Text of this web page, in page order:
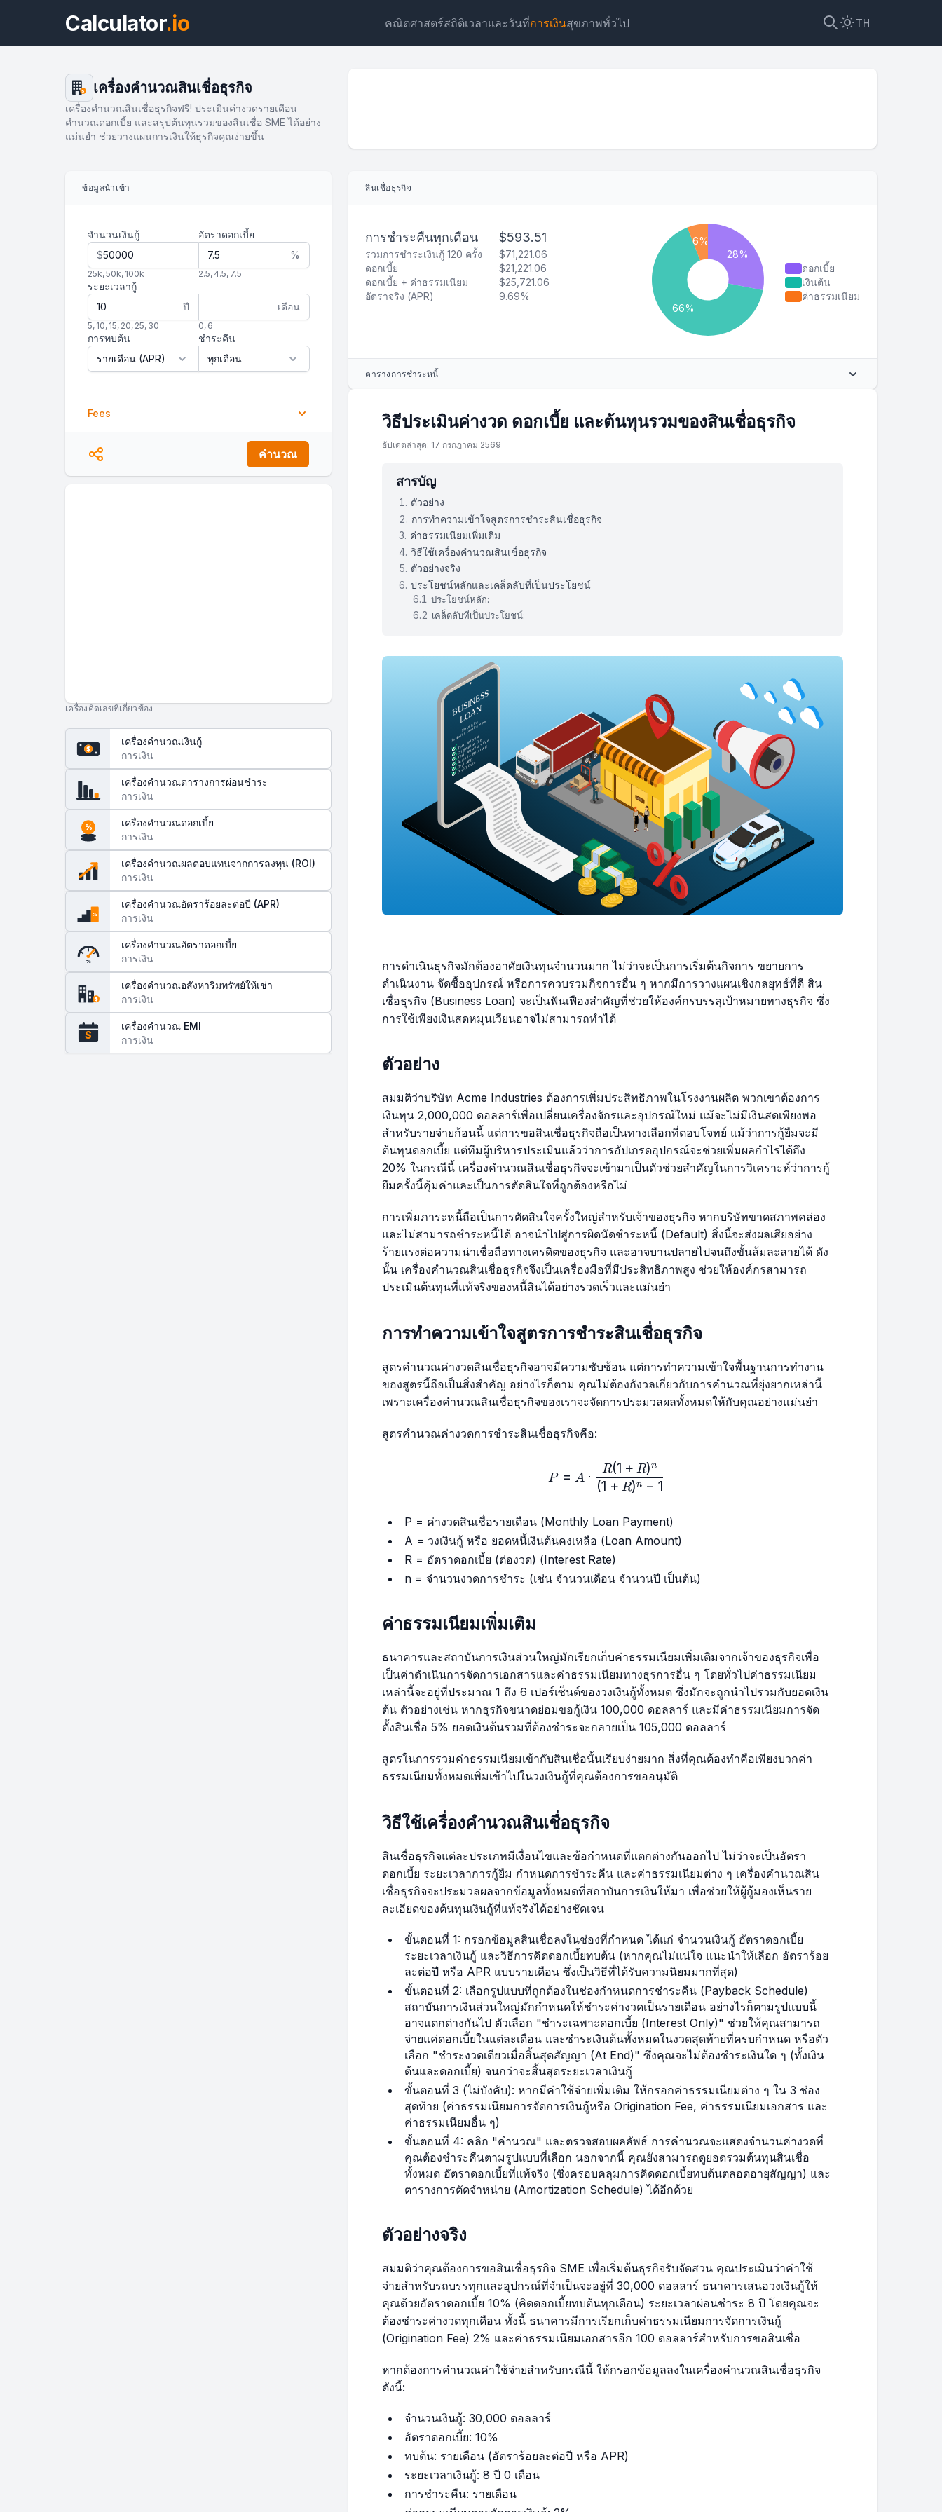
Calculator.io คณิตศาสตร์สถิติเวลาและวันที่การเงินสุขภาพทั่วไป TH
$ เครื่องคำนวณสินเชื่อธุรกิจ
เครื่องคำนวณสินเชื่อธุรกิจฟรี! ประเมินค่างวดรายเดือน
คำนวณดอกเบี้ย และสรุปต้นทุนรวมของสินเชื่อ SME ได้อย่าง
แม่นยำ ช่วยวางแผนการเงินให้ธุรกิจคุณง่ายขึ้น
ข้อมูลนำเข้า
จำนวนเงินกู้
$
25k,50k, 100k
อัตราดอกเบี้ย
%
2.5, 4.5, 7.5
ระยะเวลากู้
ปี
5, 10, 15, 20, 25, 30
เดือน
0, 6
การทบต้น ชำระคืน
Fees
%
ค่าธรรมเนียมเอกสาร
คำนวณ
เครื่องคิดเลขที่เกี่ยวข้อง
$
เครื่องคำนวณเงินกู้
การเงิน
เครื่องคำนวณตารางการผ่อนชำระ
การเงิน
%
เครื่องคำนวณดอกเบี้ย
การเงิน
เครื่องคำนวณผลตอบแทนจากการลงทุน (ROI)
การเงิน
%
เครื่องคำนวณอัตราร้อยละต่อปี (APR)
การเงิน
%
เครื่องคำนวณอัตราดอกเบี้ย
การเงิน
$
เครื่องคำนวณอสังหาริมทรัพย์ให้เช่า
การเงิน
$
เครื่องคำนวณ EMI
การเงิน
สินเชื่อธุรกิจ
การชำระคืนทุกเดือน $593.51
รวมการชำระเงินกู้ 120 ครั้ง
$71,221.06
ดอกเบี้ย
$21,221.06
ดอกเบี้ย + ค่าธรรมเนียม
$25,721.06
อัตราจริง (APR)
9.69%
ดอกเบี้ย
เงินต้น
ค่าธรรมเนียม
ตารางการชำระหนี้
ดอกเบี้ย
1 $50,000.00
$49,718.99
$49,436.23 $308.98
$49,151.69
$48,865.38 $305.41
$48,287.38
$47,995.67 $293.54 $47,702.13
$47,702.13 $298.14 $295.37 $47,406.76
$47,406.76 $296.29 $297.22 $47,109.55
$47,109.55 $294.43 $299.07 $46,810.47
$46,810.47 $292.57 $300.94 $46,509.53
$290.68 $302.82
15 $45,901.99 $286.89 $306.62 $45,595.37
16 $45,595.37 $284.97 $308.54 $45,286.83
18 $44,976.36
19 $44,663.96 $279.15 $314.36 $44,349.60
20 $44,349.60 $277.18 $316.32 $44,033.27
21 $44,033.27 $275.21
22 $43,714.97 $273.22 $320.29 $43,394.68
23 $43,394.68 $271.22 $322.29 $43,072.39
$43,072.39
25 $42,748.08 $267.18 $326.33
26 $42,421.75 $265.14 $328.37 $42,093.38
27 $42,093.38 $263.08 $330.43 $41,762.95
$258.94
30 $41,095.89 $256.85 $336.66
$40,759.23 $254.75
33 $40,079.59
34 $39,736.58 $248.35 $345.16 $39,391.42
35 $39,391.42 $246.20 $347.31 $39,044.11
37 $38,694.63 $241.84 $351.67
38 $38,342.96 $239.64
39 $37,989.09 $237.43 $356.08 $37,633.02
40 $37,633.02 $235.21 $358.30 $37,274.71
$36,914.17 $230.71 $362.80
$36,551.38 $228.45 $365.06 $36,186.31
$36,186.31 $226.16 $367.34 $35,818.97
$35,818.97 $223.87
$35,449.33 $221.56 $371.95 $35,077.38
$35,077.38 $34,703.10
$34,703.10 $216.89 $376.61
49 $34,326.49
50 $33,947.52 $212.17 $381.34 $33,566.18
51 $33,566.18 $209.79 $383.72 $33,182.46
52 $33,182.46 $207.39 $386.12 $32,796.34
53 $32,796.34 $204.98 $388.53 $32,407.81
$32,407.81
$32,016.85 $200.11
$31,623.45
วิธีประเมินค่างวด ดอกเบี้ย และต้นทุนรวมของสินเชื่อธุรกิจ
อัปเดตล่าสุด: 17 กรกฎาคม 2569
สารบัญ
ตัวอย่าง
การทำความเข้าใจสูตรการชำระสินเชื่อธุรกิจ
ค่าธรรมเนียมเพิ่มเติม
วิธีใช้เครื่องคำนวณสินเชื่อธุรกิจ
ตัวอย่างจริง
ประโยชน์หลักและเคล็ดลับที่เป็นประโยชน์
ประโยชน์หลัก:
เคล็ดลับที่เป็นประโยชน์:
การดำเนินธุรกิจมักต้องอาศัยเงินทุนจำนวนมาก ไม่ว่าจะเป็นการเริ่มต้นกิจการ ขยายการ
ดำเนินงาน จัดซื้ออุปกรณ์ หรือการควบรวมกิจการอื่น ๆ หากมีการวางแผนเชิงกลยุทธ์ที่ดี สิน
เชื่อธุรกิจ (Business Loan) จะเป็นฟันเฟืองสำคัญที่ช่วยให้องค์กรบรรลุเป้าหมายทางธุรกิจ ซึ่ง
การใช้เพียงเงินสดหมุนเวียนอาจไม่สามารถทำได้
ตัวอย่าง
สมมติว่าบริษัท Acme Industries ต้องการเพิ่มประสิทธิภาพในโรงงานผลิต พวกเขาต้องการ
เงินทุน 2,000,000 ดอลลาร์เพื่อเปลี่ยนเครื่องจักรและอุปกรณ์ใหม่ แม้จะไม่มีเงินสดเพียงพอ
สำหรับรายจ่ายก้อนนี้ แต่การขอสินเชื่อธุรกิจถือเป็นทางเลือกที่ตอบโจทย์ แม้ว่าการกู้ยืมจะมี
ต้นทุนดอกเบี้ย แต่ทีมผู้บริหารประเมินแล้วว่าการอัปเกรดอุปกรณ์จะช่วยเพิ่มผลกำไรได้ถึง
20% ในกรณีนี้ เครื่องคำนวณสินเชื่อธุรกิจจะเข้ามาเป็นตัวช่วยสำคัญในการวิเคราะห์ว่าการกู้
ยืมครั้งนี้คุ้มค่าและเป็นการตัดสินใจที่ถูกต้องหรือไม่
การเพิ่มภาระหนี้ถือเป็นการตัดสินใจครั้งใหญ่สำหรับเจ้าของธุรกิจ หากบริษัทขาดสภาพคล่อง
และไม่สามารถชำระหนี้ได้ อาจนำไปสู่การผิดนัดชำระหนี้ (Default) สิ่งนี้จะส่งผลเสียอย่าง
ร้ายแรงต่อความน่าเชื่อถือทางเครดิตของธุรกิจ และอาจบานปลายไปจนถึงขั้นล้มละลายได้ ดัง
นั้น เครื่องคำนวณสินเชื่อธุรกิจจึงเป็นเครื่องมือที่มีประสิทธิภาพสูง ช่วยให้องค์กรสามารถ
ประเมินต้นทุนที่แท้จริงของหนี้สินได้อย่างรวดเร็วและแม่นยำ
การทำความเข้าใจสูตรการชำระสินเชื่อธุรกิจ
สูตรคำนวณค่างวดสินเชื่อธุรกิจอาจมีความซับซ้อน แต่การทำความเข้าใจพื้นฐานการทำงาน
ของสูตรนี้ถือเป็นสิ่งสำคัญ อย่างไรก็ตาม คุณไม่ต้องกังวลเกี่ยวกับการคำนวณที่ยุ่งยากเหล่านี้
เพราะเครื่องคำนวณสินเชื่อธุรกิจของเราจะจัดการประมวลผลทั้งหมดให้กับคุณอย่างแม่นยำ
สูตรคำนวณค่างวดการชำระสินเชื่อธุรกิจคือ:
P = A \cdot \frac{R(1 + R)^n}{(1 + R)^n - 1}
P = A ⋅
(1 + R)n − 1
R(1 + R)n
P = ค่างวดสินเชื่อรายเดือน (Monthly Loan Payment)
A = วงเงินกู้ หรือ ยอดหนี้เงินต้นคงเหลือ (Loan Amount)
R = อัตราดอกเบี้ย (ต่องวด) (Interest Rate)
n = จำนวนงวดการชำระ (เช่น จำนวนเดือน จำนวนปี เป็นต้น)
ค่าธรรมเนียมเพิ่มเติม
ธนาคารและสถาบันการเงินส่วนใหญ่มักเรียกเก็บค่าธรรมเนียมเพิ่มเติมจากเจ้าของธุรกิจเพื่อ
เป็นค่าดำเนินการจัดการเอกสารและค่าธรรมเนียมทางธุรการอื่น ๆ โดยทั่วไปค่าธรรมเนียม
เหล่านี้จะอยู่ที่ประมาณ 1 ถึง 6 เปอร์เซ็นต์ของวงเงินกู้ทั้งหมด ซึ่งมักจะถูกนำไปรวมกับยอดเงิน
ต้น ตัวอย่างเช่น หากธุรกิจขนาดย่อมขอกู้เงิน 100,000 ดอลลาร์ และมีค่าธรรมเนียมการจัด
ตั้งสินเชื่อ 5% ยอดเงินต้นรวมที่ต้องชำระจะกลายเป็น 105,000 ดอลลาร์
สูตรในการรวมค่าธรรมเนียมเข้ากับสินเชื่อนั้นเรียบง่ายมาก สิ่งที่คุณต้องทำคือเพียงบวกค่า
ธรรมเนียมทั้งหมดเพิ่มเข้าไปในวงเงินกู้ที่คุณต้องการขออนุมัติ
วิธีใช้เครื่องคำนวณสินเชื่อธุรกิจ
สินเชื่อธุรกิจแต่ละประเภทมีเงื่อนไขและข้อกำหนดที่แตกต่างกันออกไป ไม่ว่าจะเป็นอัตรา
ดอกเบี้ย ระยะเวลาการกู้ยืม กำหนดการชำระคืน และค่าธรรมเนียมต่าง ๆ เครื่องคำนวณสิน
เชื่อธุรกิจจะประมวลผลจากข้อมูลทั้งหมดที่สถาบันการเงินให้มา เพื่อช่วยให้ผู้กู้มองเห็นราย
ละเอียดของต้นทุนเงินกู้ที่แท้จริงได้อย่างชัดเจน
ขั้นตอนที่ 1: กรอกข้อมูลสินเชื่อลงในช่องที่กำหนด ได้แก่ จำนวนเงินกู้ อัตราดอกเบี้ย
ระยะเวลาเงินกู้ และวิธีการคิดดอกเบี้ยทบต้น (หากคุณไม่แน่ใจ แนะนำให้เลือก อัตราร้อย
ละต่อปี หรือ APR แบบรายเดือน ซึ่งเป็นวิธีที่ได้รับความนิยมมากที่สุด)
ขั้นตอนที่ 2: เลือกรูปแบบที่ถูกต้องในช่องกำหนดการชำระคืน (Payback Schedule)
สถาบันการเงินส่วนใหญ่มักกำหนดให้ชำระค่างวดเป็นรายเดือน อย่างไรก็ตามรูปแบบนี้
อาจแตกต่างกันไป ตัวเลือก "ชำระเฉพาะดอกเบี้ย (Interest Only)" ช่วยให้คุณสามารถ
จ่ายแค่ดอกเบี้ยในแต่ละเดือน และชำระเงินต้นทั้งหมดในงวดสุดท้ายที่ครบกำหนด หรือตัว
เลือก "ชำระงวดเดียวเมื่อสิ้นสุดสัญญา (At End)" ซึ่งคุณจะไม่ต้องชำระเงินใด ๆ (ทั้งเงิน
ต้นและดอกเบี้ย) จนกว่าจะสิ้นสุดระยะเวลาเงินกู้
ขั้นตอนที่ 3 (ไม่บังคับ): หากมีค่าใช้จ่ายเพิ่มเติม ให้กรอกค่าธรรมเนียมต่าง ๆ ใน 3 ช่อง
สุดท้าย (ค่าธรรมเนียมการจัดการเงินกู้หรือ Origination Fee, ค่าธรรมเนียมเอกสาร และ
ค่าธรรมเนียมอื่น ๆ)
ขั้นตอนที่ 4: คลิก "คำนวณ" และตรวจสอบผลลัพธ์ การคำนวณจะแสดงจำนวนค่างวดที่
คุณต้องชำระคืนตามรูปแบบที่เลือก นอกจากนี้ คุณยังสามารถดูยอดรวมต้นทุนสินเชื่อ
ทั้งหมด อัตราดอกเบี้ยที่แท้จริง (ซึ่งครอบคลุมการคิดดอกเบี้ยทบต้นตลอดอายุสัญญา) และ
ตารางการตัดจำหน่าย (Amortization Schedule) ได้อีกด้วย
ตัวอย่างจริง
สมมติว่าคุณต้องการขอสินเชื่อธุรกิจ SME เพื่อเริ่มต้นธุรกิจรับจัดสวน คุณประเมินว่าค่าใช้
จ่ายสำหรับรถบรรทุกและอุปกรณ์ที่จำเป็นจะอยู่ที่ 30,000 ดอลลาร์ ธนาคารเสนอวงเงินกู้ให้
คุณด้วยอัตราดอกเบี้ย 10% (คิดดอกเบี้ยทบต้นทุกเดือน) ระยะเวลาผ่อนชำระ 8 ปี โดยคุณจะ
ต้องชำระค่างวดทุกเดือน ทั้งนี้ ธนาคารมีการเรียกเก็บค่าธรรมเนียมการจัดการเงินกู้
(Origination Fee) 2% และค่าธรรมเนียมเอกสารอีก 100 ดอลลาร์สำหรับการขอสินเชื่อ
หากต้องการคำนวณค่าใช้จ่ายสำหรับกรณีนี้ ให้กรอกข้อมูลลงในเครื่องคำนวณสินเชื่อธุรกิจ
ดังนี้:
จำนวนเงินกู้: 30,000 ดอลลาร์
อัตราดอกเบี้ย: 10%
ทบต้น: รายเดือน (อัตราร้อยละต่อปี หรือ APR)
ระยะเวลาเงินกู้: 8 ปี 0 เดือน
การชำระคืน: รายเดือน